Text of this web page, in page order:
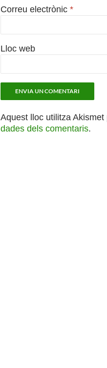
Correu electrònic *
Lloc web
Aquest lloc utilitza
dades dels comentaris.